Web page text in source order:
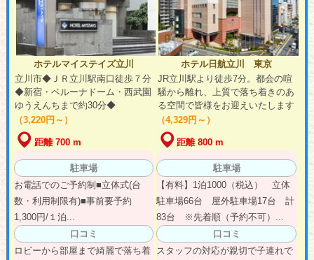
ホテルマイステイズ立川
立川市◆ＪＲ立川駅南口徒歩７分
◆新宿・ベルーナドーム・西武園
ゆうえんちまで約30分◆
（3,220円～）
距離 700 m
駐車場
お電話でのご予約制■立体式(台
数・利用制限有)■事前要予約
1,300円/１泊...
口コミ
ロビーから部屋まで綺麗で落ち着
ホテル日航立川 東京
JR立川駅より徒歩7分。都会の喧
騒から離れ、上質で落ち着きのあ
る空間で皆様をお迎えいたします
（4,329円～）
距離 800 m
駐車場
【有料】1泊1000（税込） 立体
駐車場66台 屋外駐車場17台 計
83台 ※先着順（予約不可）...
口コミ
スタッフの対応が親切で子連れで